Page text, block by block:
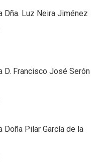
Dña. Luz Neira Jiménez
D. Francisco José Serón
Doña Pilar García de la